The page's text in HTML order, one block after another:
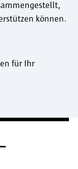
können.
für Ihr